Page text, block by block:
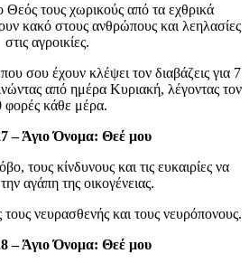
Θεός τους χωρικούς από τα εχθρικά
κακό στους ανθρώπους και λεηλασίες
στις αγροικίες.
σου έχουν κλέψει τον διαβάζεις για 7
από ημέρα Κυριακή, λέγοντας τον
φορές κάθε μέρα.
– Άγιο Όνομα: Θεέ μου
τους κίνδυνους και τις ευκαιρίες να
αγάπη της οικογένειας.
νευρασθενής και τους νευρόπονους.
– Άγιο Όνομα: Θεέ μου